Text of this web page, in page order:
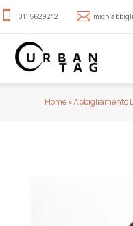
 011 5629242 
Home»Abbigliamento